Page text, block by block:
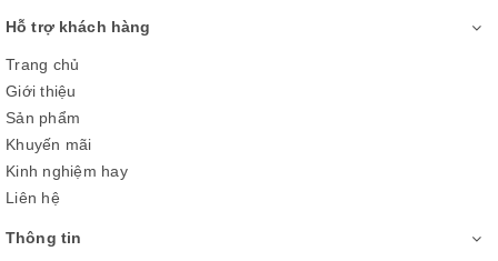
Loại bỏ mùi hôi khó chịu do vi khuẩn
và nấm mốc gây ra với bộ lọc Nano
Ag+Cu
Hỗ trợ khách hàng
Trang chủ
Giới thiệu
Sản phẩm
Khuyến mãi
Kinh nghiệm hay
Liên hệ
Thông tin